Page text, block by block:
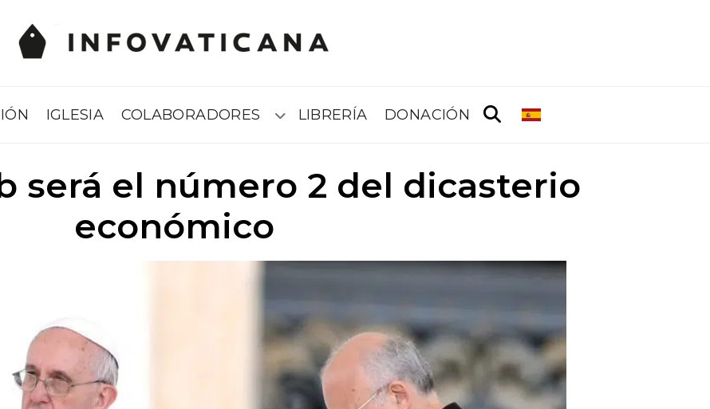
IGLESIA COLABORADORES Submenú
LIBRERÍA DONACIÓN
será el número 2 del dicasterio
económico